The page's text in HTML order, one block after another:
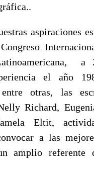
aspiraciones
el año
entre otras, las
Richard,
Eltit,
a las
amplio referente